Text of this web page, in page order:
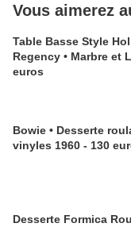
Vous aimerez
Table Basse Style
Regency • Marbre et
euros
Bowie • Desserte
vinyles 1960 - 130
Desserte Formica